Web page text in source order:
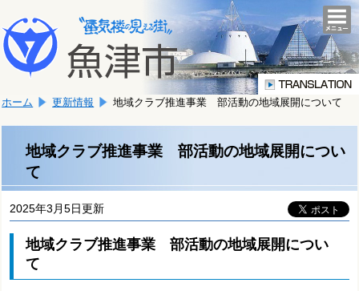
文
へ
移
ま
す。
こ
か
文
ホーム 更新情報 地域クラブ推進事業 部活動の地域展開について
地域クラブ推進事業 部活動の地域展開につい
て
2025年3月5日更新
地域クラブ推進事業 部活動の地域展開につい
て